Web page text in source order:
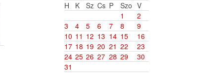
H
K Sz Cs P Szo V
1
2
3
4 5 6 7 8
9
10 11 12 13 14 15
16
17 18 19 20 21 22
23
24 25 26 27 28 29
30
31